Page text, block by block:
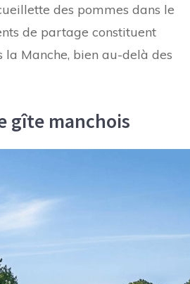
des pommes dans le
de partage constituent
la Manche, bien au-delà des
gîte manchois